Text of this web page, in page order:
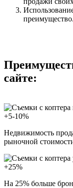
сайте:
+5-10%
Недвижимость
рыночной
+25%
На 25% больше